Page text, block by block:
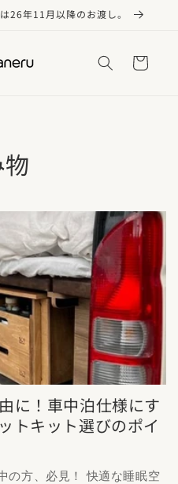
26年11月以降のお渡し。
ー
に！車中泊仕様にす
トキット選びのポイ
の方、必見！ 快適な睡眠空